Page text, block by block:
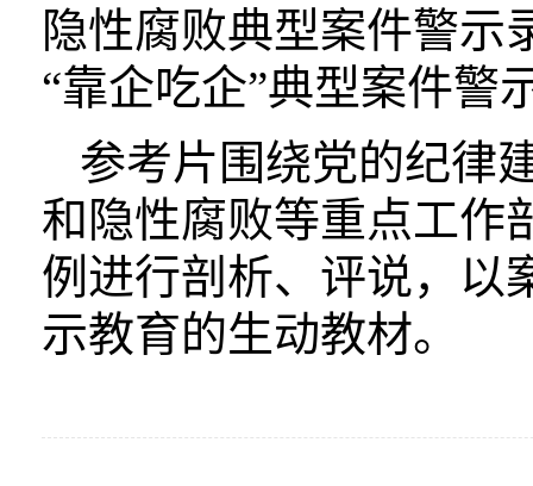
隐性腐败典型案件警示
“靠企吃企”典型案件警
参考片围绕党的纪律
和隐性腐败等重点工作
例进行剖析、评说，以
示教育的生动教材。